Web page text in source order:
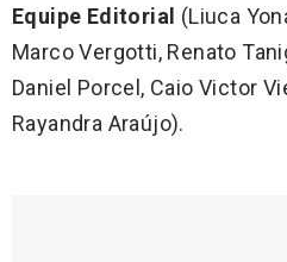
Equipe Editorial (Liuca
Marco Vergotti, Renato
Daniel Porcel, Caio Victor
Rayandra Araújo).